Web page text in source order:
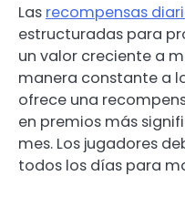
Las recompensas
estructuradas para
un valor creciente a
manera constante a
ofrece una
en premios más
mes. Los jugadores
todos los días para